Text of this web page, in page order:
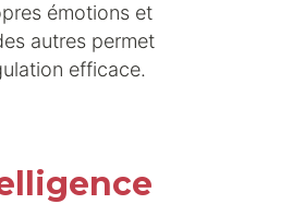
émotions et
autres permet
efficace.